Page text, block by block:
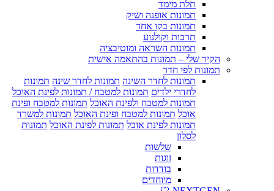
תלת מימד
תמונות אופנה ושיק
תמונות בקו אחד
תרבות וקולנוע
תמונות השראה ומוטיבציה
הקיר שלי – תמונות בהתאמה אישית
תמונות לפי חדר
תמונות לחדר השינה תמונות לחדר שינה תמונות
לחדרי ילדים תמונות למטבח / תמונות לפינת האוכל
תמונות למטבח ולפינת האוכל תמונות למטבח ופינת
אוכל תמונות למטבח ופינת האוכל תמונות למשרד
תמונות לפינת אוכל תמונות לפינת האוכל תמונות
לסלון
שלשות
זוגות
בודדות
מיוחדים